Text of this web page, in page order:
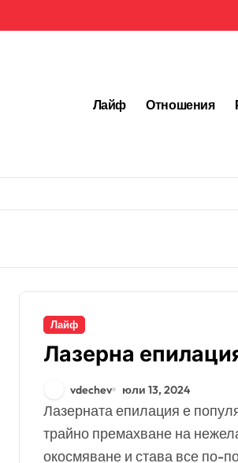
Лайф Отношения
Лайф
Лазерна
vdechev юли 13, 2024
Лазерната епилация е популярен метод за
трайно премахване на
окосмяване и става все по-